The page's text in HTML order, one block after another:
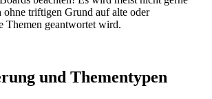
ohne triftigen Grund auf alte oder
Themen geantwortet wird.
und Thementypen